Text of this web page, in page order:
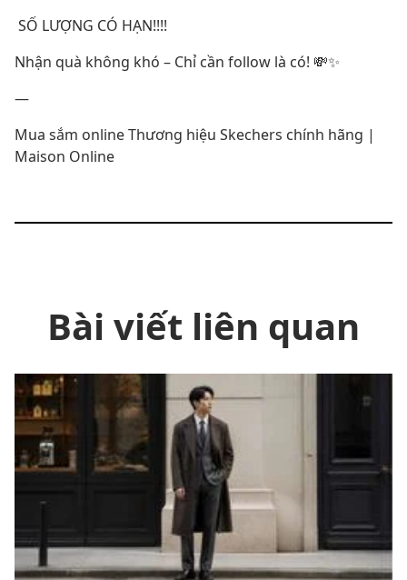
SỐ LƯỢNG CÓ HẠN!!!!
Nhận quà không khó – Chỉ cần follow là có! 💸✨
—
Mua sắm online Thương hiệu Skechers chính hãng |
Maison Online
Bài viết liên quan